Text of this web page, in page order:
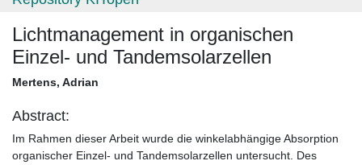
Lichtmanagement in organischen
Einzel- und Tandemsolarzellen
Mertens, Adrian
Abstract:
Im Rahmen dieser Arbeit wurde die winkelabhängige Absorption
organischer Einzel- und Tandemsolarzellen untersucht. Des